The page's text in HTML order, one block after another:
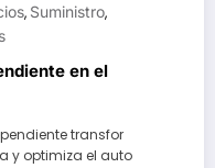
, Suministro,
en el
transfor
y optimiza el auto